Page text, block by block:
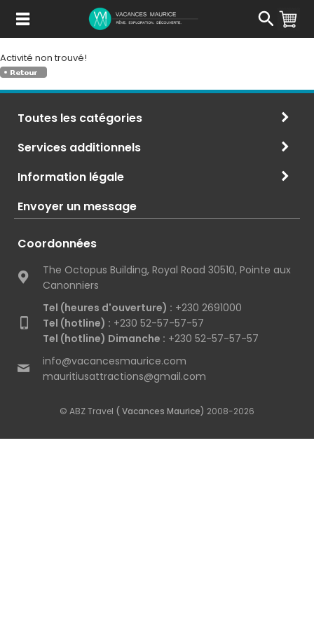
Contenu
Activité non trouvé!
Toutes les catégories
Services additionnels
Information légale
Envoyer un message
Coordonnées
The Octopus Building, Royal Road 30510, Pointe aux
Canonniers
Tel (heures d'ouverture) : +230 2691000
Tel (hotline) : +230 52-57-57-57
Tel (hotline) Dimanche : +230 52-57-57-57
info@vacancesmaurice.com
mauritiusattractions@gmail.com
© ABZ Travel ( Vacances Maurice) 2008-2026